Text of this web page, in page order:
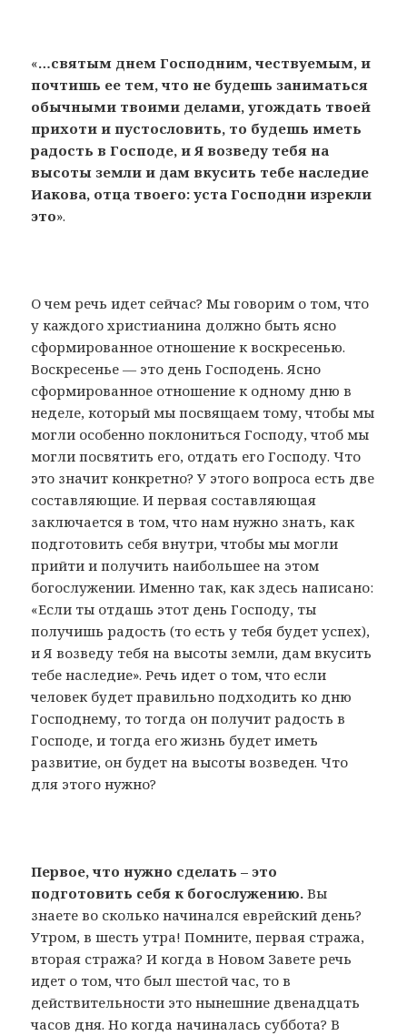
«…святым днем Господним, чествуемым, и
почтишь ее тем, что не будешь заниматься
обычными твоими делами, угождать твоей
прихоти и пустословить, то будешь иметь
радость в Господе, и Я возведу тебя на
высоты земли и дам вкусить тебе наследие
Иакова, отца твоего: уста Господни изрекли
это».
О чем речь идет сейчас? Мы говорим о том, что
у каждого христианина должно быть ясно
сформированное отношение к воскресенью.
Воскресенье — это день Господень. Ясно
сформированное отношение к одному дню в
неделе, который мы посвящаем тому, чтобы мы
могли особенно поклониться Господу, чтоб мы
могли посвятить его, отдать его Господу. Что
это значит конкретно? У этого вопроса есть две
составляющие. И первая составляющая
заключается в том, что нам нужно знать, как
подготовить себя внутри, чтобы мы могли
прийти и получить наибольшее на этом
богослужении. Именно так, как здесь написано:
«Если ты отдашь этот день Господу, ты
получишь радость (то есть у тебя будет успех),
и Я возведу тебя на высоты земли, дам вкусить
тебе наследие». Речь идет о том, что если
человек будет правильно подходить ко дню
Господнему, то тогда он получит радость в
Господе, и тогда его жизнь будет иметь
развитие, он будет на высоты возведен. Что
для этого нужно?
Первое, что нужно сделать – это
подготовить себя к богослужению. Вы
знаете во сколько начинался еврейский день?
Утром, в шесть утра! Помните, первая стража,
вторая стража? И когда в Новом Завете речь
идет о том, что был шестой час, то в
действительности это нынешние двенадцать
часов дня. Но когда начиналась суббота? В